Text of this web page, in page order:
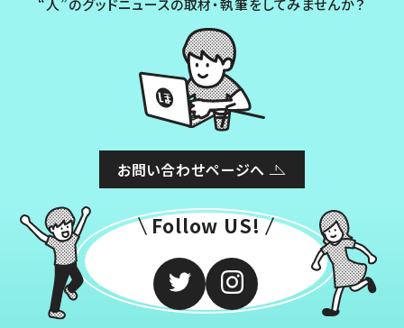
“人”のグッドニュースの取材・執筆をしてみませんか？
お問い合わせページへ
Follow US!